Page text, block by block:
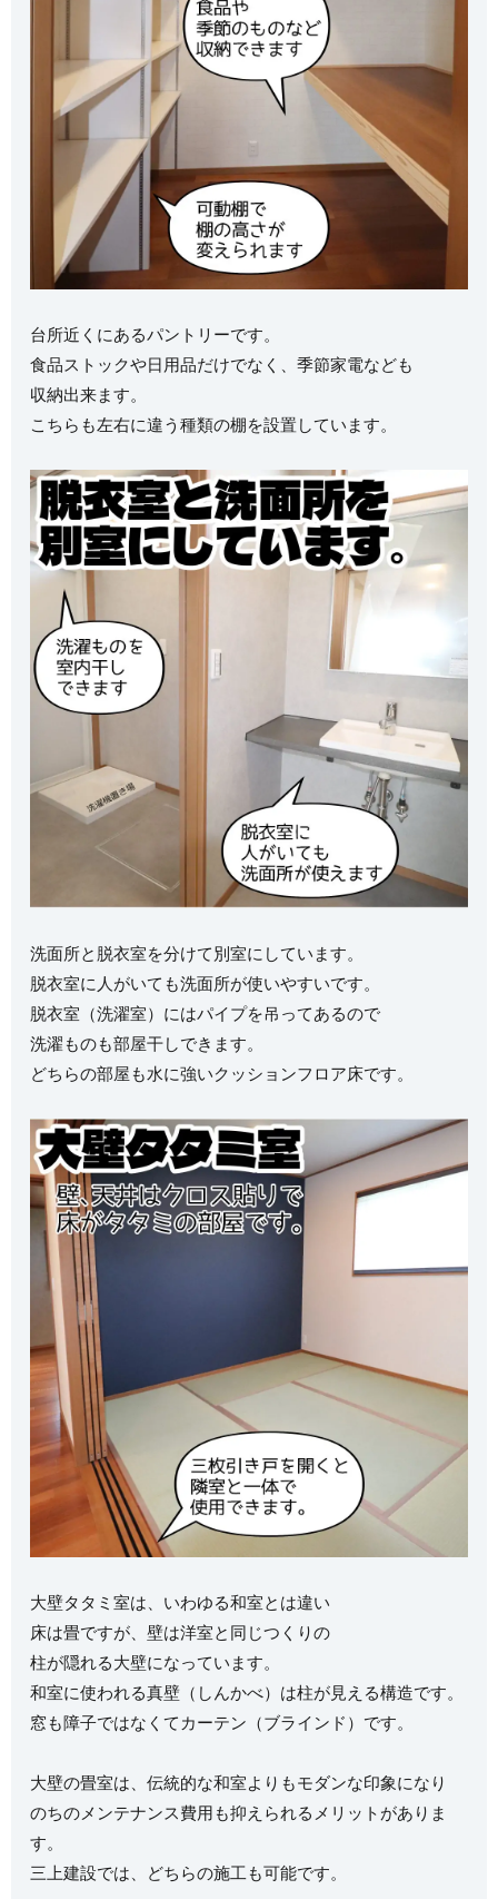
台所近くにあるパントリーです。
食品ストックや日用品だけでなく、季節家電なども
収納出来ます。
こちらも左右に違う種類の棚を設置しています。
洗面所と脱衣室を分けて別室にしています。
脱衣室に人がいても洗面所が使いやすいです。
脱衣室（洗濯室）にはパイプを吊ってあるので
洗濯ものも部屋干しできます。
どちらの部屋も水に強いクッションフロア床です。
大壁タタミ室は、いわゆる和室とは違い
床は畳ですが、壁は洋室と同じつくりの
柱が隠れる大壁になっています。
和室に使われる真壁（しんかべ）は柱が見える構造です。
窓も障子ではなくてカーテン（ブラインド）です。
大壁の畳室は、伝統的な和室よりもモダンな印象になり
のちのメンテナンス費用も抑えられるメリットがありま
す。
三上建設では、どちらの施工も可能です。